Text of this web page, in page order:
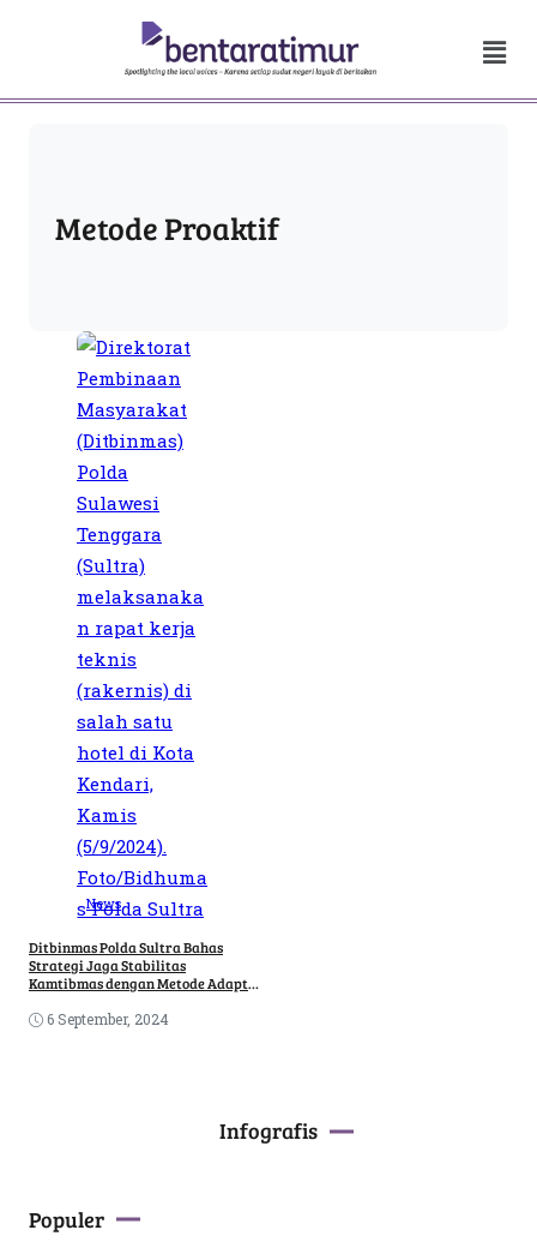
Metode Proaktif
News
Ditbinmas Polda Sultra Bahas
Strategi Jaga Stabilitas
Kamtibmas dengan Metode Adaptif
6 September, 2024
Infografis
Populer